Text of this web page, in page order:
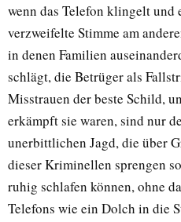
wenn das Telefon klingelt und
verzweifelte Stimme am
in denen Familien
schlägt, die Betrüger als
Misstrauen der beste Schild,
erkämpft sie waren, sind nur
unerbittlichen Jagd, die über
dieser Kriminellen sprengen
ruhig schlafen können, ohne
Telefons wie ein Dolch in die